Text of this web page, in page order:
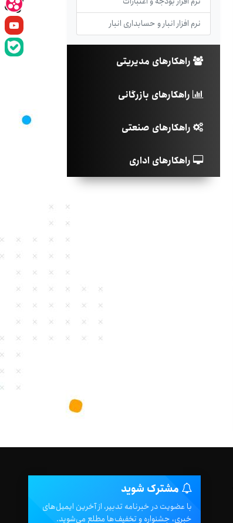
نرم افزار انبار و حسابداری انبار
راهکارهای مدیریتی
راهکارهای بازرگانی
راهکارهای صنعتی
راهکارهای اداری
مشترک شوید
با عضویت در خبرنامه تدبیر، از آخرین ایمیل‌های
خبری، جشنواره و تخفیف‌ها مطلع می‌شوید.